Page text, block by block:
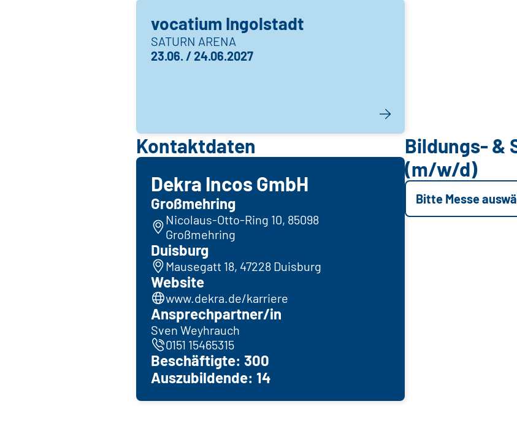
vocatium Ingolstadt
SATURN ARENA
23.06. / 24.06.2027
Kontaktdaten
Dekra Incos GmbH
Großmehring
Nicolaus-Otto-Ring 10, 85098
Großmehring
Duisburg
Mausegatt 18, 47228 Duisburg
Website
www.dekra.de/karriere
Ansprechpartner/in
Sven Weyhrauch
0151 15465315
Beschäftigte: 300
Auszubildende: 14
Bildungs- &
(m/w/d)
Bitte Messe